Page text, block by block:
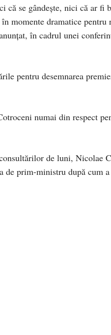
că se gândește, nici că ar
momente dramatice
în cadrul unei
pentru desemnarea
numai din respect
de luni, Nicolae
de prim-ministru după cum